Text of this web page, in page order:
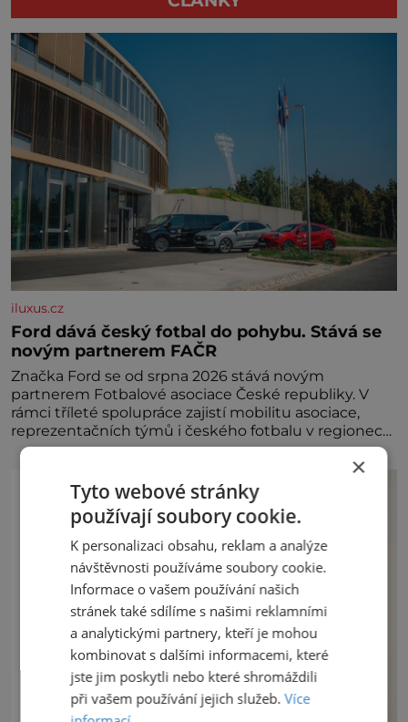
iluxus.cz
Ford dává český fotbal do pohybu. Stává se
novým partnerem FAČR
Značka Ford se od srpna 2026 stává novým
partnerem Fotbalové asociace České republiky. V
rámci tříleté spolupráce zajistí mobilitu asociace,
reprezentačních týmů i českého fotbalu v regionech.
Partner
×
Tyto webové stránky
používají soubory cookie.
K personalizaci obsahu, reklam a analýze
návštěvnosti používáme soubory cookie.
Informace o vašem používání našich
stránek také sdílíme s našimi reklamními
a analytickými partnery, kteří je mohou
kombinovat s dalšími informacemi, které
jste jim poskytli nebo které shromáždili
při vašem používání jejich služeb.Více